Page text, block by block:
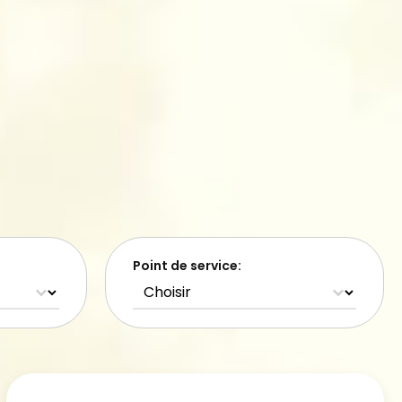
Point de service:
Activités - Emplacements
Select content